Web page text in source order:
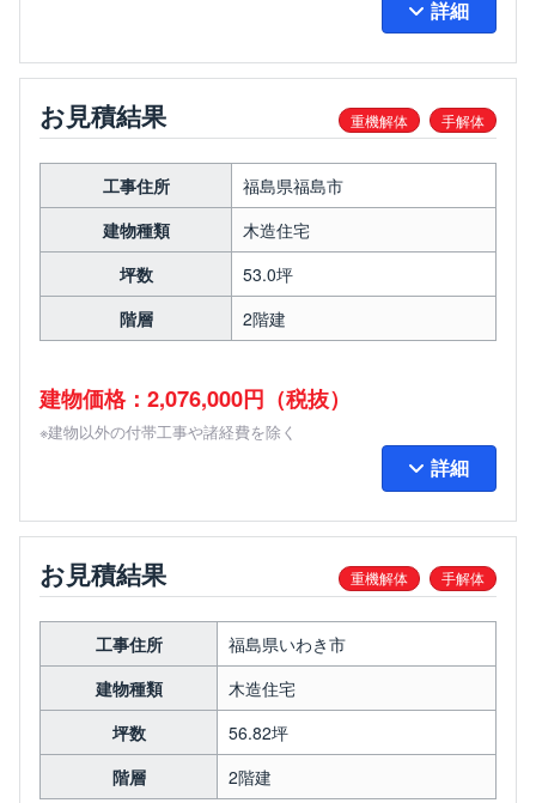
詳細
お見積結果 重機解体 手解体
工事住所
福島県福島市
建物種類
木造住宅
坪数
53.0坪
階層
2階建
建物価格：2,076,000円（税抜）
※建物以外の付帯工事や諸経費を除く
詳細
お見積結果 重機解体 手解体
工事住所
福島県いわき市
建物種類
木造住宅
坪数
56.82坪
階層
2階建